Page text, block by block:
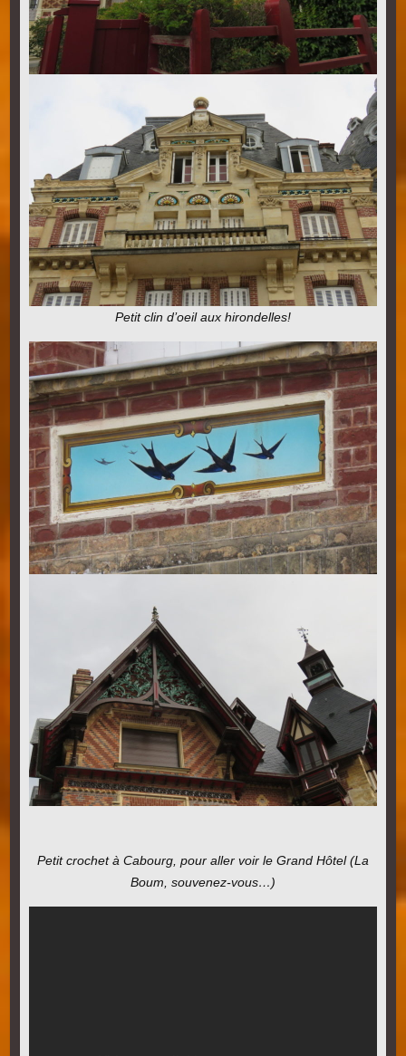
Petit clin d’oeil aux hirondelles!
Petit crochet à Cabourg, pour aller voir le Grand Hôtel (La
Boum, souvenez-vous…)